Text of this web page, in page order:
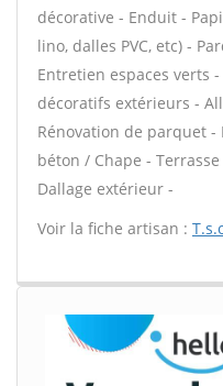
décorative - Enduit -
lino, dalles PVC, etc) -
Entretien espaces verts
décoratifs extérieurs -
Rénovation de parquet -
béton / Chape -
Dallage extérieur -
Voir la fiche artisan :